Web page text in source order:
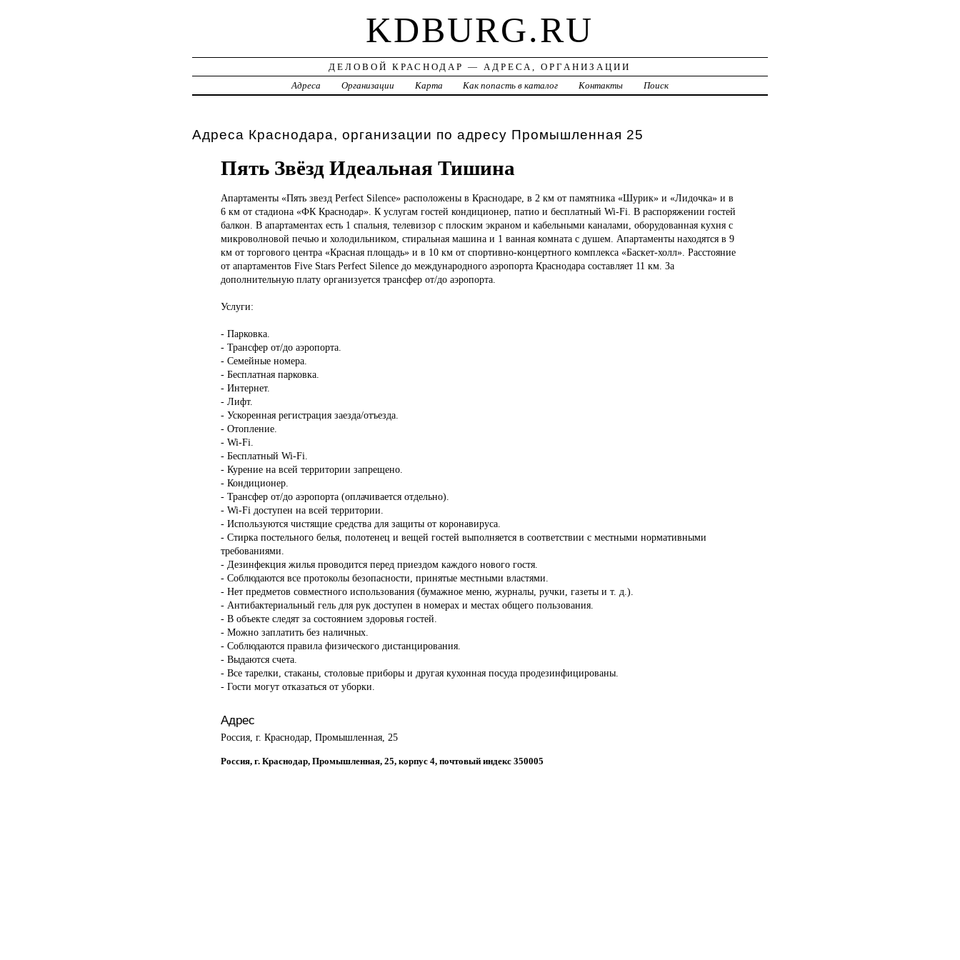
KDBURG.RU
ДЕЛОВОЙ КРАСНОДАР — АДРЕСА, ОРГАНИЗАЦИИ
Адреса
Организации Карта Как попасть в каталог Контакты Поиск
Адреса Краснодара, организации по адресу Промышленная 25
Пять Звёзд Идеальная Тишина
Апартаменты «Пять звезд Perfect Silence» расположены в Краснодаре, в 2 км от памятника «Шурик» и «Лидочка» и в
6 км от стадиона «ФК Краснодар». К услугам гостей кондиционер, патио и бесплатный Wi-Fi. В распоряжении гостей
балкон. В апартаментах есть 1 спальня, телевизор с плоским экраном и кабельными каналами, оборудованная кухня с
микроволновой печью и холодильником, стиральная машина и 1 ванная комната с душем. Апартаменты находятся в 9
км от торгового центра «Красная площадь» и в 10 км от спортивно-концертного комплекса «Баскет-холл». Расстояние
от апартаментов Five Stars Perfect Silence до международного аэропорта Краснодара составляет 11 км. За
дополнительную плату организуется трансфер от/до аэропорта.
Услуги:
- Парковка.
- Трансфер от/до аэропорта.
- Семейные номера.
- Бесплатная парковка.
- Интернет.
- Лифт.
- Ускоренная регистрация заезда/отъезда.
- Отопление.
- Wi-Fi.
- Бесплатный Wi-Fi.
- Курение на всей территории запрещено.
- Кондиционер.
- Трансфер от/до аэропорта (оплачивается отдельно).
- Wi-Fi доступен на всей территории.
- Используются чистящие средства для защиты от коронавируса.
- Стирка постельного белья, полотенец и вещей гостей выполняется в соответствии с местными нормативными
требованиями.
- Дезинфекция жилья проводится перед приездом каждого нового гостя.
- Соблюдаются все протоколы безопасности, принятые местными властями.
- Нет предметов совместного использования (бумажное меню, журналы, ручки, газеты и т. д.).
- Антибактериальный гель для рук доступен в номерах и местах общего пользования.
- В объекте следят за состоянием здоровья гостей.
- Можно заплатить без наличных.
- Соблюдаются правила физического дистанцирования.
- Выдаются счета.
- Все тарелки, стаканы, столовые приборы и другая кухонная посуда продезинфицированы.
- Гости могут отказаться от уборки.
Адрес
Россия, г. Краснодар, Промышленная, 25
Россия, г. Краснодар, Промышленная, 25, корпус 4, почтовый индекс 350005